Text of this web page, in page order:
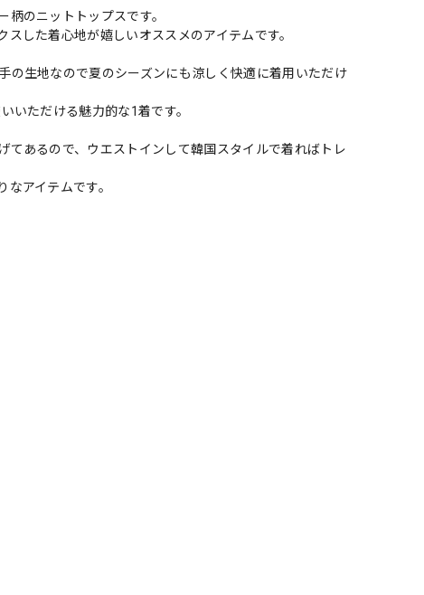
のニットトップスです。
した着心地が嬉しいオススメのアイテムです。
の生地なので夏のシーズンにも涼しく快適に着用いただけ
いただける魅力的な1着です。
てあるので、ウエストインして韓国スタイルで着ればトレ
アイテムです。